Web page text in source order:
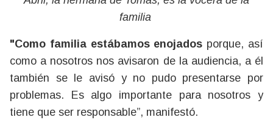
familia
"Como familia estábamos enojados porque, así
como a nosotros nos avisaron de la audiencia, a él
también se le avisó y no pudo presentarse por
problemas. Es algo importante para nosotros y
tiene que ser responsable”, manifestó.